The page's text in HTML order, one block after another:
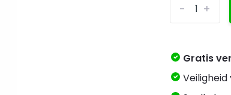
+
-
Gratis